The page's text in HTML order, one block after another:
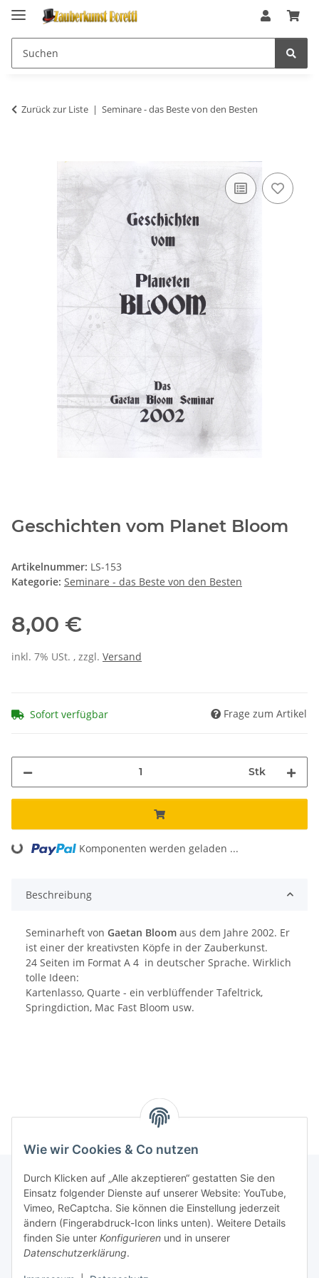
Wie wir Cookies & Co nutzen
Durch Klicken auf „Alle akzeptieren“ gestatten Sie den
Einsatz folgender Dienste auf unserer Website: YouTube,
Vimeo, ReCaptcha. Sie können die Einstellung jederzeit
ändern (Fingerabdruck-Icon links unten). Weitere Details
finden Sie unter Konfigurieren und in unserer
Datenschutzerklärung.
Zurück zur Liste Seminare - das Beste von den Besten
Geschichten vom Planet Bloom
Artikelnummer: LS-153
Kategorie: Seminare - das Beste von den Besten
8,00 €
inkl. 7% USt. , zzgl. Versand
Sofort verfügbar Frage zum Artikel
Stk
Loading... Komponenten werden geladen ...
Beschreibung
Seminarheft von Gaetan Bloom aus dem Jahre 2002. Er
ist einer der kreativsten Köpfe in der Zauberkunst.
24 Seiten im Format A 4 in deutscher Sprache. Wirklich
tolle Ideen:
Kartenlasso, Quarte - ein verblüffender Tafeltrick,
Springdiction, Mac Fast Bloom usw.
Informationen
Gesetzliche Informationen